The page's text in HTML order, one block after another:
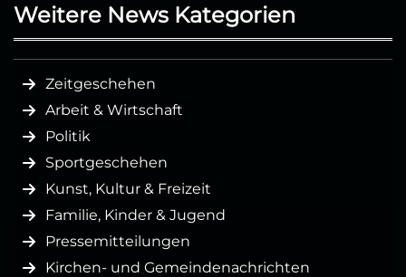
Weitere News Kategorien
Zeitgeschehen
Arbeit & Wirtschaft
Politik
Sportgeschehen
Kunst, Kultur & Freizeit
Familie, Kinder & Jugend
Pressemitteilungen
Kirchen- und Gemeindenachrichten